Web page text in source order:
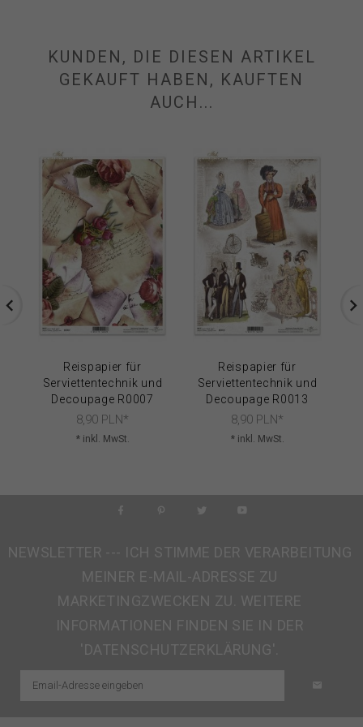
KUNDEN, DIE DIESEN ARTIKEL
GEKAUFT HABEN, KAUFTEN
AUCH...
Reispapier für
Serviettentechnik und
Decoupage R0007
8,90 PLN*
* inkl. MwSt.
Reispapier für
Serviettentechnik und
Decoupage R0013
8,90 PLN*
* inkl. MwSt.
NEWSLETTER --- ICH STIMME DER VERARBEITUNG
MEINER E-MAIL-ADRESSE ZU
MARKETINGZWECKEN ZU. WEITERE
INFORMATIONEN FINDEN SIE IN DER
'DATENSCHUTZERKLÄRUNG'.